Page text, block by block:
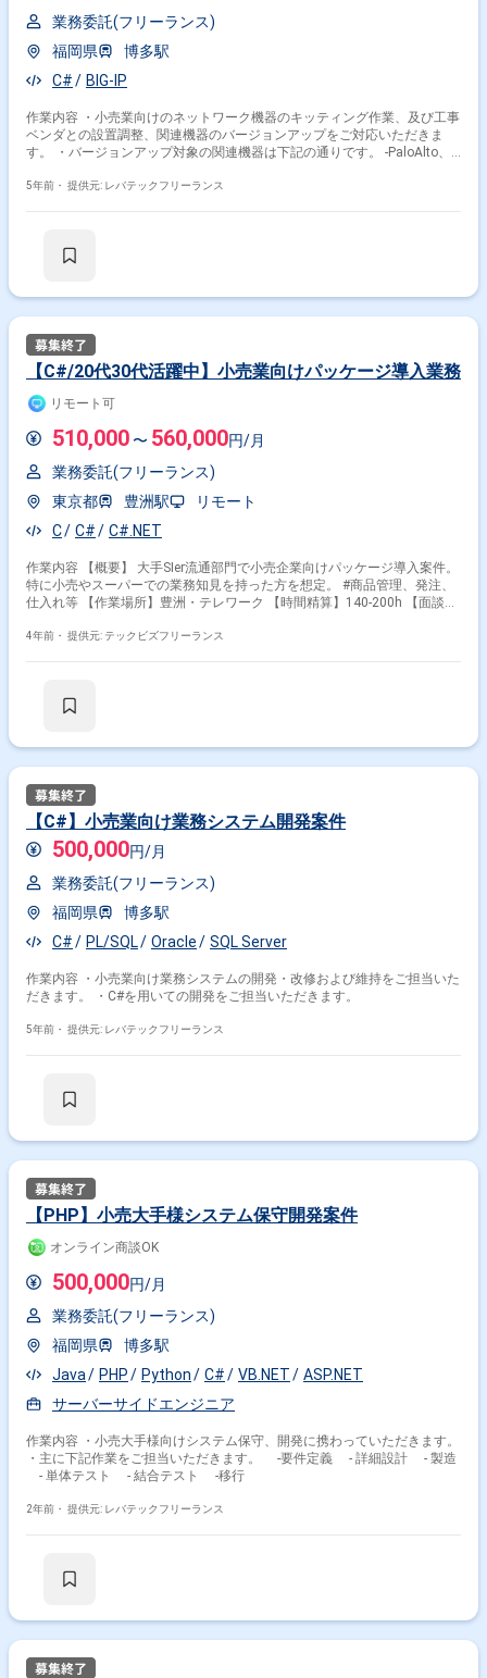
業務委託(フリーランス)
福岡県
博多駅
C#
BIG-IP
作業内容 ・小売業向けのネットワーク機器のキッティング作業、及び工事
ベンダとの設置調整、関連機器のバージョンアップをご対応いただきま
す。 ・バージョンアップ対象の関連機器は下記の通りです。 -PaloAlto、
5年前・ 提供元: レバテックフリーランス
【C#/20代30代活躍中】小売業向けパッケージ導入業務
リモート可
510,000 〜 560,000円/月
業務委託(フリーランス)
東京都
豊洲駅
リモート
C
C# C#.NET
作業内容 【概要】 大手SIer流通部門で小売企業向けパッケージ導入案件。
特に小売やスーパーでの業務知見を持った方を想定。 #商品管理、発注、
仕入れ等 【作業場所】豊洲・テレワーク 【時間精算】140-200h 【面談回
お、選考を進めるにあたってスキルシートが必要です。 --------------------------------
4年前・ 提供元: テックビズフリーランス
【C#】小売業向け業務システム開発案件
500,000円/月
業務委託(フリーランス)
福岡県
博多駅
C#
PL/SQL Oracle SQL Server
作業内容 ・小売業向け業務システムの開発・改修および維持をご担当いた
だきます。 ・C#を用いての開発をご担当いただきます。
5年前・ 提供元: レバテックフリーランス
【PHP】小売大手様システム保守開発案件
オンライン商談OK
500,000円/月
業務委託(フリーランス)
福岡県
博多駅
Java
PHP Python C# VB.NET
ASP.NET
サーバーサイドエンジニア
作業内容 ・小売大手様向けシステム保守、開発に携わっていただきます。
・主に下記作業をご担当いただきます。 -要件定義 - 詳細設計 - 製造
- 単体テスト - 結合テスト -移行
2年前・ 提供元: レバテックフリーランス